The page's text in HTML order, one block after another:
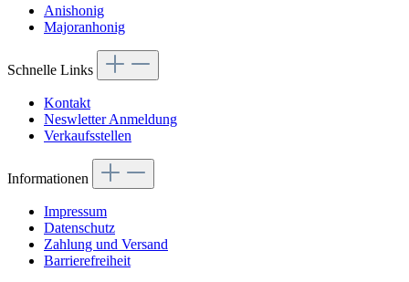
Anishonig
Majoranhonig
Schnelle Links
Kontakt
Neswletter Anmeldung
Verkaufsstellen
Informationen
Impressum
Datenschutz
Zahlung und Versand
Barrierefreiheit